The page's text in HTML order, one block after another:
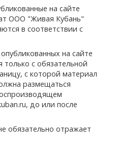
на сайте
ООО "Живая Кубань"
в соответствии с
на сайте
только с обязательной
с которой материал
размещаться
до или после
обязательно отражает